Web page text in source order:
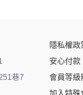
巷7
隱私權
安心付款
會員等級
加入特殊